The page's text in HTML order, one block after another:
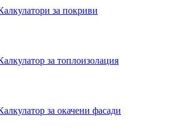
за покриви
за топлоизолация
за окачени фасади